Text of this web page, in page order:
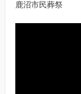
鹿沼市民葬祭